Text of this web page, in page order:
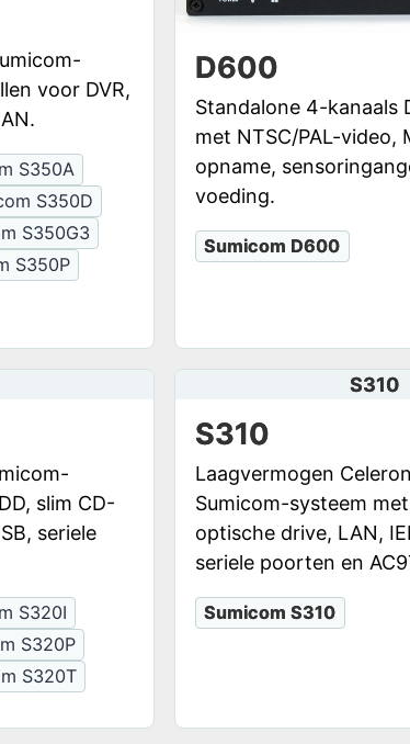
voor DVR,
S350A
S350D
S350G3
S350P
D600
Standalone 4-kanaals
met NTSC/PAL-video,
opname,
voeding.
Sumicom D600
slim CD-
seriele
S320I
S320P
S320T
S310
S310
Laagvermogen
Sumicom-systeem
optische drive, LAN,
seriele poorten en
Sumicom S310